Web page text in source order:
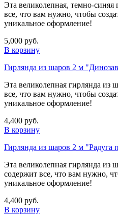
Эта великолепная, темно-
все, что вам нужно, чтобы
уникальное оформление!
5,000 руб.
В корзину
Гирлянда из шаров 2 м
Эта великолепная гирлянда из
все, что вам нужно, чтобы
уникальное оформление!
4,400 руб.
В корзину
Гирлянда из шаров 2 м "Радуга
Эта великолепная гирлянда из
содержит все, что вам нужно,
уникальное оформление!
4,400 руб.
В корзину